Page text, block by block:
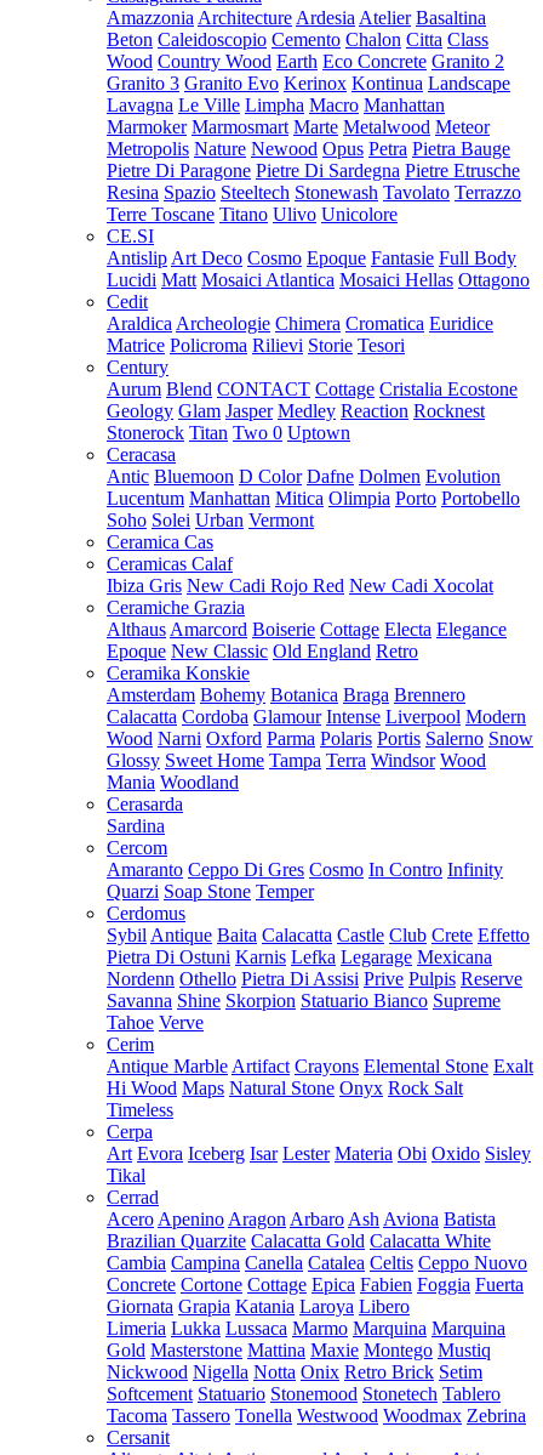
Amazzonia Architecture Ardesia Atelier Basaltina
Beton Caleidoscopio Cemento Chalon Citta Class
Wood Country Wood Earth Eco Concrete Granito 2
Granito 3 Granito Evo Kerinox Kontinua Landscape
Lavagna Le Ville Limpha Macro Manhattan
Marmoker Marmosmart Marte Metalwood Meteor
Metropolis Nature Newood Opus Petra Pietra Bauge
Pietre Di Paragone Pietre Di Sardegna Pietre Etrusche
Resina Spazio Steeltech Stonewash Tavolato Terrazzo
Terre Toscane Titano Ulivo Unicolore
CE.SI
Antislip Art Deco Cosmo Epoque Fantasie Full Body
Lucidi Matt Mosaici Atlantica Mosaici Hellas Ottagono
Cedit
Araldica Archeologie Chimera Cromatica Euridice
Matrice Policroma Rilievi Storie Tesori
Century
Aurum Blend CONTACT Cottage Cristalia Ecostone
Geology Glam Jasper Medley Reaction Rocknest
Stonerock Titan Two 0 Uptown
Ceracasa
Antic Bluemoon D Color Dafne Dolmen Evolution
Lucentum Manhattan Mitica Olimpia Porto Portobello
Soho Solei Urban Vermont
Ceramica Cas
Ceramicas Calaf
Ibiza Gris New Cadi Rojo Red New Cadi Xocolat
Ceramiche Grazia
Althaus Amarcord Boiserie Cottage Electa Elegance
Epoque New Classic Old England Retro
Ceramika Konskie
Amsterdam Bohemy Botanica Braga Brennero
Calacatta Cordoba Glamour Intense Liverpool Modern
Wood Narni Oxford Parma Polaris Portis Salerno Snow
Glossy Sweet Home Tampa Terra Windsor Wood
Mania Woodland
Cerasarda
Sardina
Cercom
Amaranto Ceppo Di Gres Cosmo In Contro Infinity
Quarzi Soap Stone Temper
Cerdomus
Sybil Antique Baita Calacatta Castle Club Crete Effetto
Pietra Di Ostuni Karnis Lefka Legarage Mexicana
Nordenn Othello Pietra Di Assisi Prive Pulpis Reserve
Savanna Shine Skorpion Statuario Bianco Supreme
Tahoe Verve
Cerim
Antique Marble Artifact Crayons Elemental Stone Exalt
Hi Wood Maps Natural Stone Onyx Rock Salt
Timeless
Cerpa
Art Evora Iceberg Isar Lester Materia Obi Oxido Sisley
Tikal
Cerrad
Acero Apenino Aragon Arbaro Ash Aviona Batista
Brazilian Quarzite Calacatta Gold Calacatta White
Cambia Campina Canella Catalea Celtis Ceppo Nuovo
Concrete Cortone Cottage Epica Fabien Foggia Fuerta
Giornata Grapia Katania Laroya Libero
Limeria Lukka Lussaca Marmo Marquina Marquina
Gold Masterstone Mattina Maxie Montego Mustiq
Nickwood Nigella Notta Onix Retro Brick Setim
Softcement Statuario Stonemood Stonetech Tablero
Tacoma Tassero Tonella Westwood Woodmax Zebrina
Cersanit